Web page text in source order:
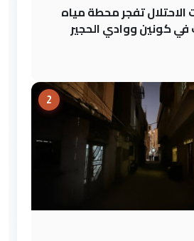
الاحتلال تفجر محطة مياه
كونين ووادي الحجير
2